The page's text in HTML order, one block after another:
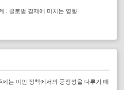
: 글로벌 경제에 미치는 영향
제는 이민 정책에서의 공정성을 다루기 때